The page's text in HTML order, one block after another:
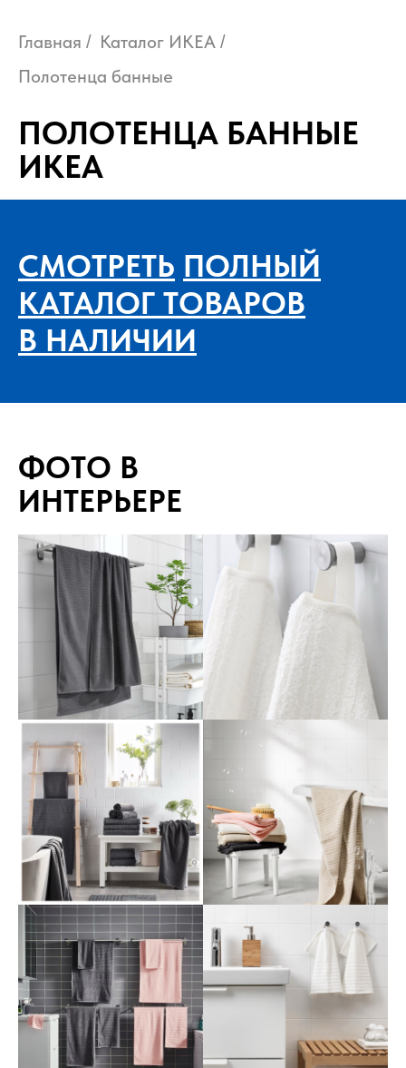
Главная / Каталог ИКЕА /
Полотенца банные
ПОЛОТЕНЦА БАННЫЕ
ИКЕА
СМОТРЕТЬ ПОЛНЫЙ
КАТАЛОГ ТОВАРОВ
В НАЛИЧИИ
ФОТО В
ИНТЕРЬЕРЕ